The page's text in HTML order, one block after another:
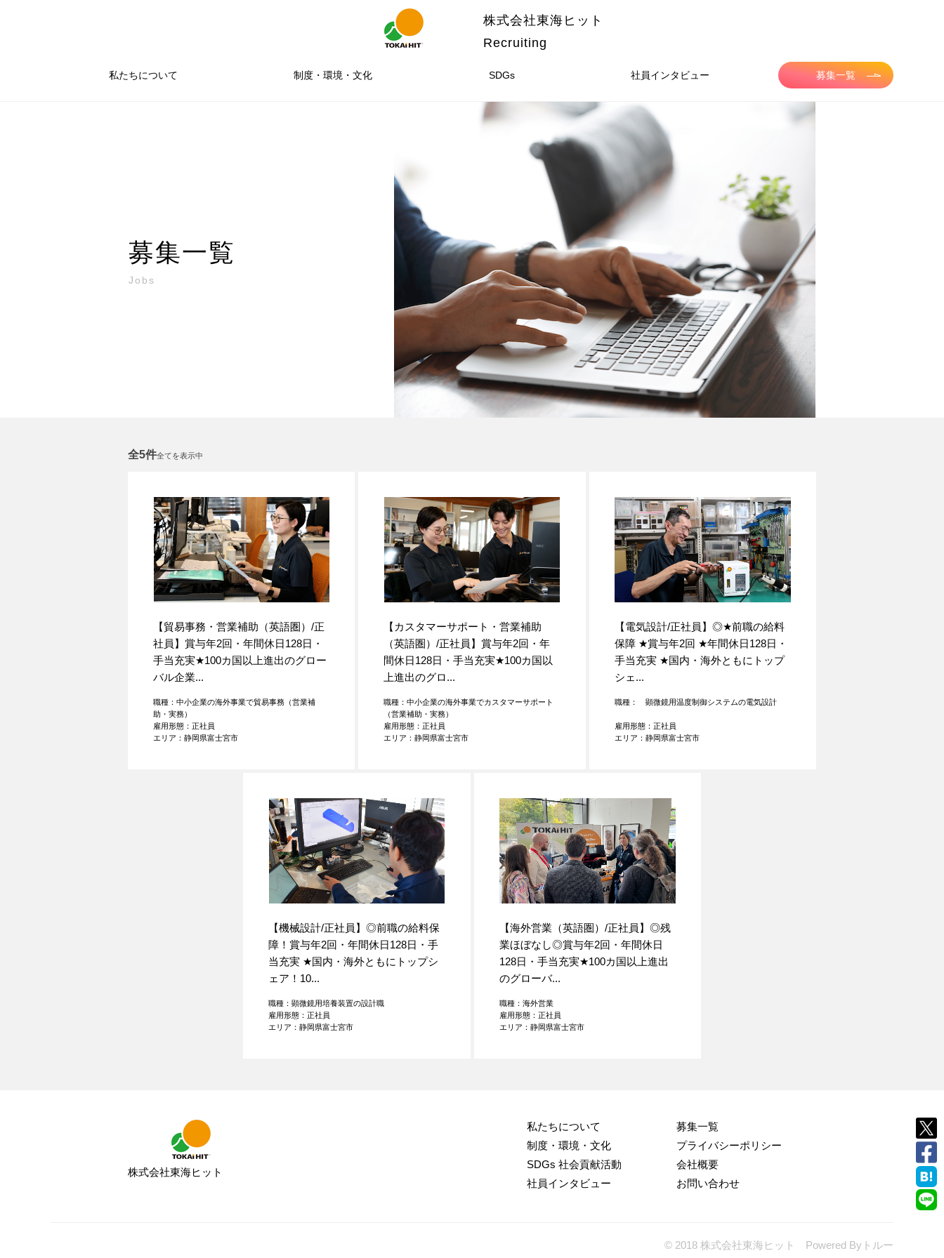
株式会社東海ヒット
Recruiting
私たちについて 制度・環境・文化 SDGs 社員インタビュー 募集一覧
募集一覧
Jobs
全5件全てを表示中
【貿易事務・営業補助（英語圏）/正
社員】賞与年2回・年間休日128日・
手当充実★100カ国以上進出のグロー
バル企業...
職種：中小企業の海外事業で貿易事務（営業補
助・実務）
雇用形態：正社員
エリア：静岡県富士宮市
【カスタマーサポート・営業補助
（英語圏）/正社員】賞与年2回・年
間休日128日・手当充実★100カ国以
上進出のグロ...
職種：中小企業の海外事業でカスタマーサポート
（営業補助・実務）
雇用形態：正社員
エリア：静岡県富士宮市
【電気設計/正社員】◎★前職の給料
保障 ★賞与年2回 ★年間休日128日・
手当充実 ★国内・海外ともにトップ
シェ...
職種： 顕微鏡用温度制御システムの電気設計
雇用形態：正社員
エリア：静岡県富士宮市
【機械設計/正社員】◎前職の給料保
障！賞与年2回・年間休日128日・手
当充実 ★国内・海外ともにトップシ
ェア！10...
職種：顕微鏡用培養装置の設計職
雇用形態：正社員
エリア：静岡県富士宮市
【海外営業（英語圏）/正社員】◎残
業ほぼなし◎賞与年2回・年間休日
128日・手当充実★100カ国以上進出
のグローバ...
職種：海外営業
雇用形態：正社員
エリア：静岡県富士宮市
私たちについて
制度・環境・文化
SDGs 社会貢献活動
社員インタビュー
募集一覧
プライバシーポリシー
会社概要
お問い合わせ
株式会社東海ヒット
© 2018 株式会社東海ヒット Powered By トルー